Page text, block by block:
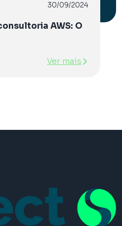
30/09/2024
AWS: O
Ver mais